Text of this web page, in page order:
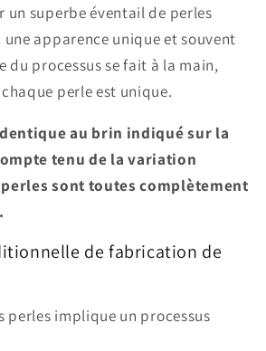
un superbe éventail de perles
apparence unique et souvent
du processus se fait à la main,
perle est unique.
au brin indiqué sur la
tenu de la variation
sont toutes complètement
de fabrication de
perles implique un processus